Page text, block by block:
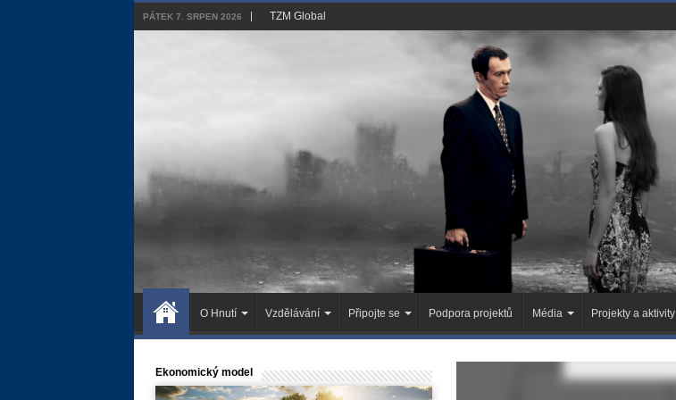
PÁTEK 7. SRPEN 2026 TZM Global
O Hnutí Vzdělávání Připojte se Podpora projektů Média Projekty a aktivity
Ekonomický model